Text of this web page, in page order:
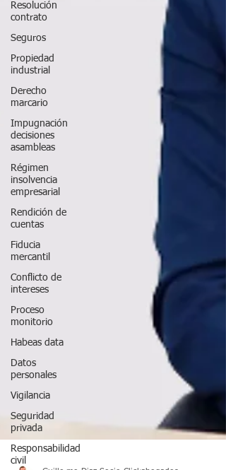
Resolución
contrato
Seguros
Propiedad
industrial
Derecho
marcario
Impugnación
decisiones
asambleas
Régimen
insolvencia
empresarial
Rendición de
cuentas
Fiducia
mercantil
Conflicto de
intereses
Proceso
monitorio
Habeas data
Datos
personales
Vigilancia
Seguridad
privada
Responsabilidad
civil